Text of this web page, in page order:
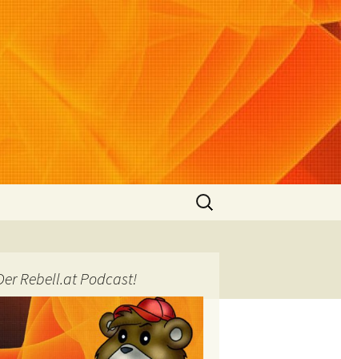
Suchen
nach:
Rebell.at Podcast!